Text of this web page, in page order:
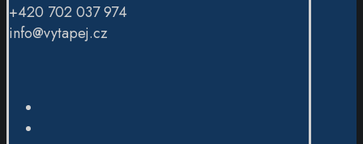
+420 702 037 974
info@vytapej.cz